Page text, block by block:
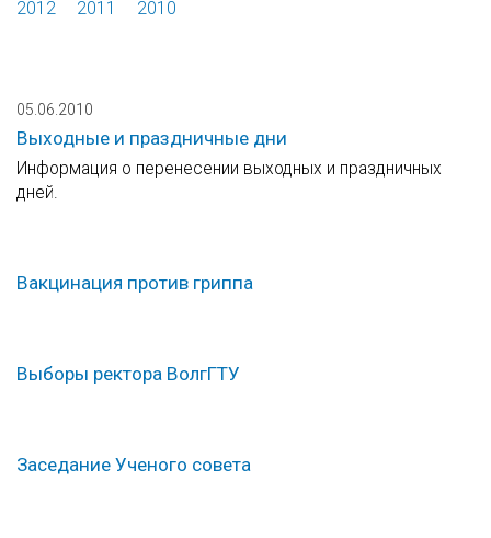
2012
2011 2010
05.06.2010
Выходные и праздничные дни
Информация о перенесении выходных и праздничных
дней.
Вакцинация против гриппа
Выборы ректора ВолгГТУ
Заседание Ученого совета